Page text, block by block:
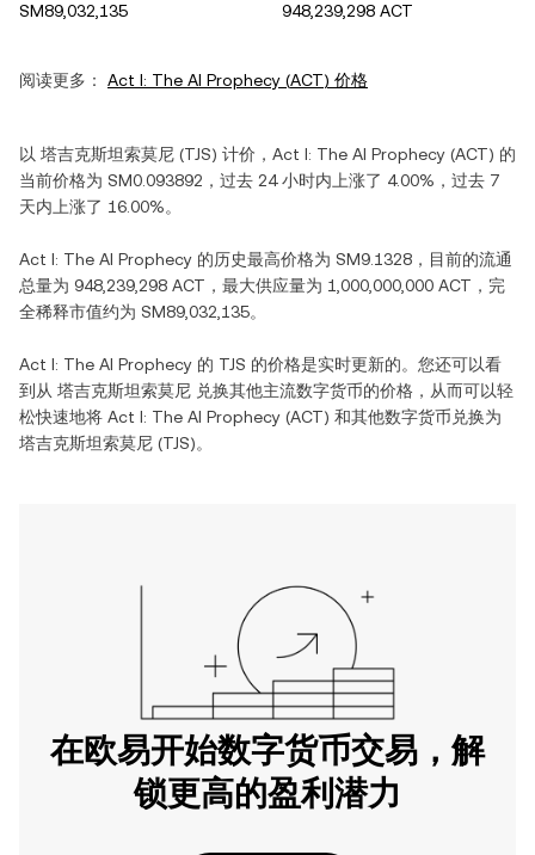
SM89,032,135
948,239,298 ACT
阅读更多： Act I: The AI Prophecy (ACT) 价格
以 塔吉克斯坦索莫尼 (TJS) 计价， Act I: The AI Prophecy (ACT) 的
当前价格为 SM0.093892 ，过去 24 小时内 上涨了 4.00% ，过去 7
天内 上涨了 16.00%。
Act I: The AI Prophecy 的历史最高价格为 SM9.1328 ，目前的流通
总量为 948,239,298 ACT ，最大供应量为 1,000,000,000 ACT ，完
全稀释市值约为 SM89,032,135。
Act I: The AI Prophecy 的 TJS 的价格是实时更新的。您还可以看
到从 塔吉克斯坦索莫尼 兑换其他主流数字货币的价格，从而可以轻
松快速地将 Act I: The AI Prophecy (ACT) 和其他数字货币兑换为
塔吉克斯坦索莫尼 (TJS)。
在欧易开始数字货币交易，解
锁更高的盈利潜力